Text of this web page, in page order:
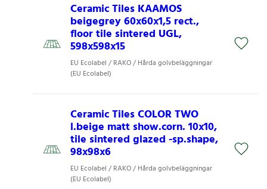
Ceramic Tiles KAAMOS
beigegrey 60x60x1,5 rect.,
floor tile sintered UGL,
598x598x15
EU Ecolabel / RAKO / Hårda golvbeläggningar
(EU Ecolabel)
Ceramic Tiles COLOR TWO
l.beige matt show.corn. 10x10,
tile sintered glazed -sp.shape,
98x98x6
EU Ecolabel / RAKO / Hårda golvbeläggningar
(EU Ecolabel)